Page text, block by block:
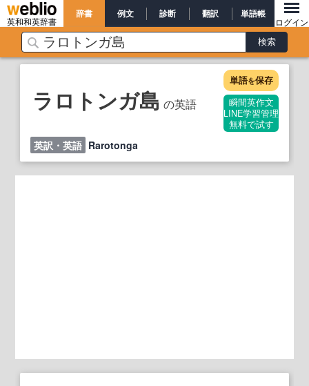
英和和英辞書
辞書 例文 診断 翻訳 単語帳
ログイン
ラロトンガ島 の英語
単語を保存
瞬間英作文
LINE学習管理
無料で試す
英訳・英語 Rarotonga